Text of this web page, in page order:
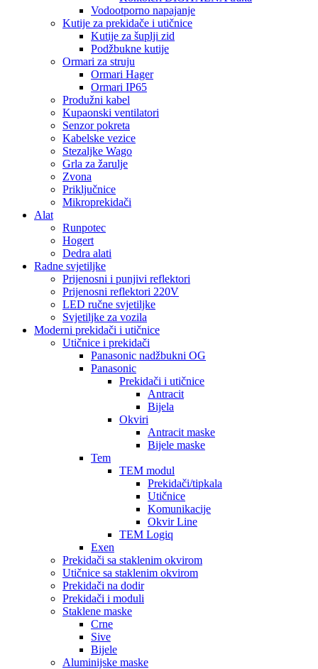
Vodootporno napajanje
Kutije za prekidače i utičnice
Kutije za šuplji zid
Podžbukne kutije
Ormari za struju
Ormari Hager
Ormari IP65
Produžni kabel
Kupaonski ventilatori
Senzor pokreta
Kabelske vezice
Stezaljke Wago
Grla za žarulje
Zvona
Priključnice
Mikroprekidači
Alat
Runpotec
Hogert
Dedra alati
Radne svjetiljke
Prijenosni i punjivi reflektori
Prijenosni reflektori 220V
LED ručne svjetiljke
Svjetiljke za vozila
Moderni prekidači i utičnice
Utičnice i prekidači
Panasonic nadžbukni OG
Panasonic
Prekidači i utičnice
Antracit
Bijela
Okviri
Antracit maske
Bijele maske
Tem
TEM modul
Prekidači/tipkala
Utičnice
Komunikacije
Okvir Line
TEM Logiq
Exen
Prekidači sa staklenim okvirom
Utičnice sa staklenim okvirom
Prekidači na dodir
Prekidači i moduli
Staklene maske
Crne
Sive
Bijele
Aluminijske maske